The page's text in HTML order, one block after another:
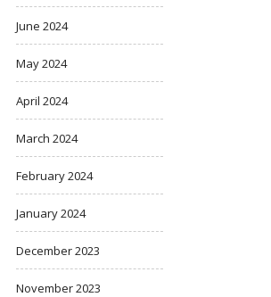
June 2024
May 2024
April 2024
March 2024
February 2024
January 2024
December 2023
November 2023